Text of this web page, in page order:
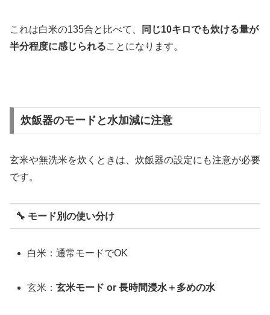
これは白米の135合と比べて、
同じ10キロでも炊ける量が
半分程度に感じられることになります。
炊飯器のモードと水加減に注意
玄米や無洗米を炊くときは、炊飯器の設定にも注意が必要
です。
🔧 モード別の使い分け
白米：通常モードでOK
玄米：玄米モード or 長時間浸水＋多めの水